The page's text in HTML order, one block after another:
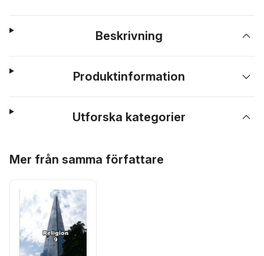
Beskrivning
Produktinformation
Utforska kategorier
Mer från samma författare